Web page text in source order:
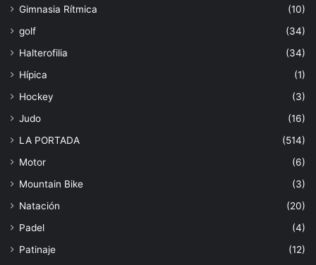
Gimnasia Rítmica
(10)
golf
(34)
Halterofilia
(34)
Hípica
(1)
Hockey
(3)
Judo
(16)
LA PORTADA
(514)
Motor
(6)
Mountain Bike
(3)
Natación
(20)
Padel
(4)
Patinaje
(12)